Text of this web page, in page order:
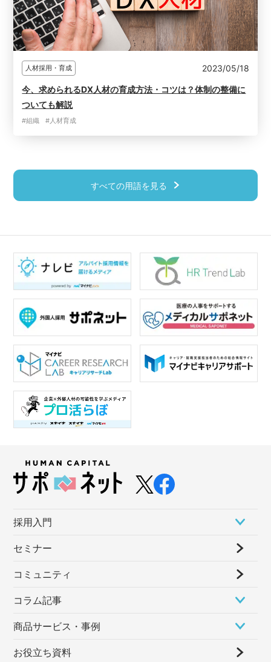
人材採用・育成 2023/05/18
今、求められるDX人材の育成方法・コツは？体制の整備に
ついても解説
#組織 #人材育成
すべての用語を見る
採⽤⼊⾨
セミナー
コミュニティ
コラム記事
商品サービス・事例
お役立ち資料